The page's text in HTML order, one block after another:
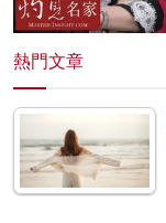
熱門文章